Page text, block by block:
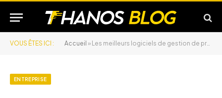
VOUS ÊTES ICI : Accueil » Les meilleurs logiciels de gestion de projet en 2025
ENTREPRISE